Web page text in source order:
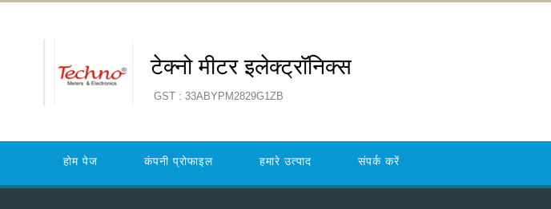
टेक्नो मीटर इलेक्ट्रॉनिक्स
GST : 33ABYPM2829G1ZB
होम पेज कंपनी प्रोफाइल हमारे उत्पाद संपर्क करें